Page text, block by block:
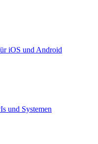
iOS und Android
und Systemen